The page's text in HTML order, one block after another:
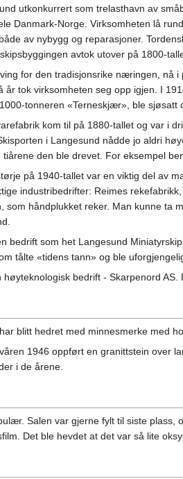
utkonkurrert som trelasthavn av
Danmark-Norge. Virksomheten lå
av nybygg og reparasjoner.
avtok utover på 1800-
for den tradisjonsrike næringen, nå
år tok virksomheten seg opp igjen. I
tonneren «Terneskjær», ble sjøsatt
kom til på 1880-tallet og var i
i Langesund nådde jo aldri
den ble drevet. For eksempel
på 1940-tallet var en viktig del av
industribedrifter: Reimes
som håndplukket reker. Man kunne ta
bedrift som het Langesund
tålte «tidens tann» og ble
høyteknologisk bedrift - Skarpenord
blitt hedret med minnesmerke med
1946 oppført en granittstein over
i de årene.
Salen var gjerne fylt til siste
Det ble hevdet at det var så lite